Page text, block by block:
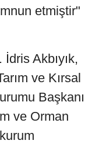
etmiştir"
Akbıyık,
ve Kırsal
Başkanı
ve Orman